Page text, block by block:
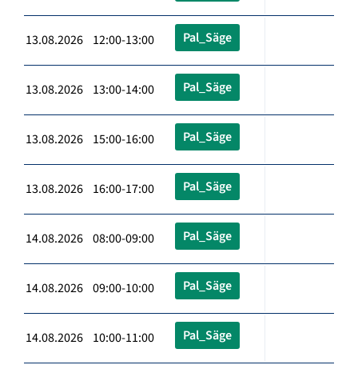
13.08.2026 12:00-13:00 Pal_Säge
13.08.2026 13:00-14:00 Pal_Säge
13.08.2026 15:00-16:00 Pal_Säge
13.08.2026 16:00-17:00 Pal_Säge
14.08.2026 08:00-09:00 Pal_Säge
14.08.2026 09:00-10:00 Pal_Säge
14.08.2026 10:00-11:00 Pal_Säge